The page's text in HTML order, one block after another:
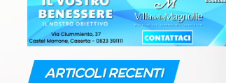
ARTICOLI RECENTI